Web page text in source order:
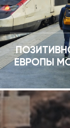
ЕВРОПЫ